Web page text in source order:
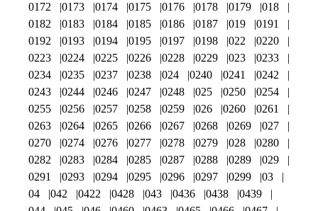
0172
0173 0174 0175 0176 0178 0179
018
0182
0183 0184 0185 0186 0187 019
0191
0192
0193 0194 0195 0197 0198 022
0220
0223
0224 0225 0226 0228 0229 023
0233
0234
0235 0237 0238 024 0240 0241
0242
0243
0244 0246 0247 0248 025 0250
0254
0255
0256 0257 0258 0259 026 0260
0261
0263
0264 0265 0266 0267 0268 0269
027
0270
0274 0276 0277 0278 0279 028
0280
0282
0283 0284 0285 0287 0288 0289
029
0291
0293 0294 0295 0296 0297 0299
03
04
042 0422 0428 043 0436 0438
0439